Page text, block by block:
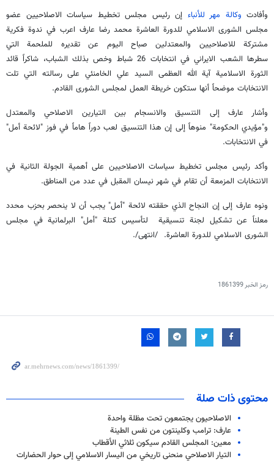
وأفادت وكالة مهر للأنباء إن رئيس مجلس تخطيط سياسات الاصلاحيين عضو
مجلس الشورى الاسلامي للدورة العاشرة محمد رضا عارف اعرب في ندوة فكرية
مشتركة للاصلاحيين والمعتدلين صباح اليوم عن تقديره للملحمة التي
سطرها الشعب الايراني في انتخابات 26 شباط وخص بذلك الشباب، شاكراً قائد
الثورة الاسلامية آية الله العظمى السيد علي الخامنئي على رسالته التي تلت
الانتخابات موضحاً أنها ستكون خريطة العمل لمجلس الشورى القادم.
وأشار عارف إلى التنسيق والانسجام بين التيارين الاصلاحي والمعتدل
و"مؤيدي الحكومة" منوهاً إلى إن هذا التنسيق لعب دوراً هاماً في فوز "لائحة أمل"
في الانتخابات.
وأكد رئيس مجلس تخطيط سياسات الاصلاحيين على أهمية الجولة الثانية في
الانتخابات المزمعة أن تقام في شهر نيسان المقبل في عدد من المناطق.
ونوه عارف إلى إن النجاح الذي حققته لائحة "أمل" يجب أن لا ينحصر بحزب محدد
معلناً عن تشكيل لجنة تنسيقية لتأسيس كتلة "أمل" البرلمانية في مجلس
الشورى الاسلامي للدورة العاشرة. /انتهى/.
رمز الخبر1861399
محتوى ذات صلة
الاصلاحيون يجتمعون تحت مظلة واحدة
عارف: ترامب وكلينتون من نفس الطينة
معين: المجلس القادم سيكون ثلاثي الأقطاب
التیار الاصلاحي منحنى تاريخي من اليسار الاسلامي إلى حوار الحضارات